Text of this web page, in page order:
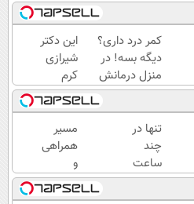
کمر درد داری؟
دیگه بسه! در
منزل درمانش
کن
(◀پرسش‌نامه)
این دکتر
شیرازی
کرم
ترمیم
زخم
ایرانی را
ساخت!!!
تنها در
چند
ساعت
و با
یکبار
مسیر
همراهی
و
گزارش
عملکرد